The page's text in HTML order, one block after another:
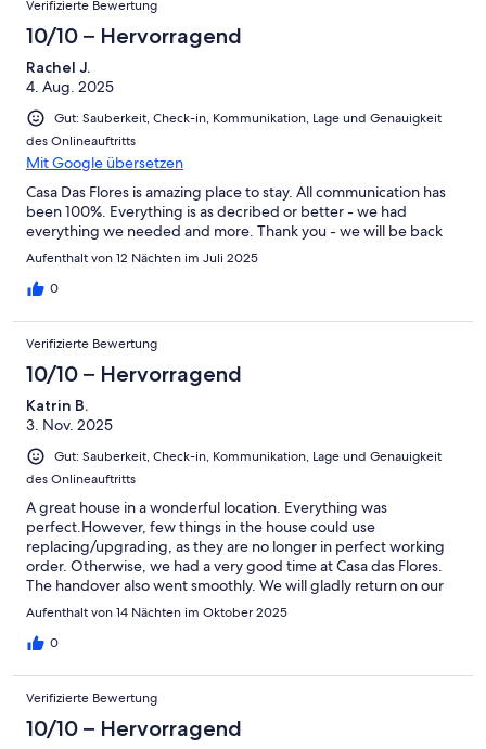
Verifizierte Bewertung
10/10 – Hervorragend
Rachel J.
4. Aug. 2025
Gut: Sauberkeit, Check-in, Kommunikation, Lage und Genauigkeit
des Onlineauftritts
Mit Google übersetzen
Casa Das Flores is amazing place to stay. All communication has
been 100%. Everything is as decribed or better - we had
everything we needed and more. Thank you - we will be back
Aufenthalt von 12 Nächten im Juli 2025
0
Verifizierte Bewertung
10/10 – Hervorragend
Katrin B.
3. Nov. 2025
Gut: Sauberkeit, Check-in, Kommunikation, Lage und Genauigkeit
des Onlineauftritts
A great house in a wonderful location. Everything was
perfect.However, few things in the house could use
replacing/upgrading, as they are no longer in perfect working
order. Otherwise, we had a very good time at Casa das Flores.
The handover also went smoothly. We will gladly return on our
next visit.
Aufenthalt von 14 Nächten im Oktober 2025
0
Verifizierte Bewertung
10/10 – Hervorragend